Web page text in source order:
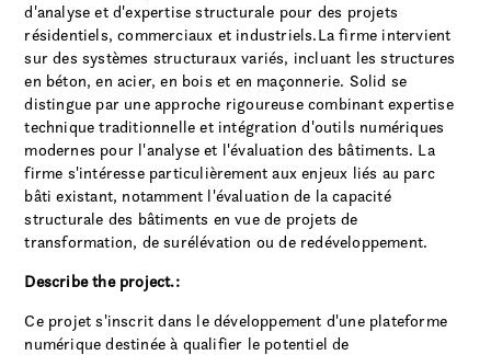
d'analyse et d'expertise structurale pour des projets
résidentiels, commerciaux et industriels.La firme intervient
sur des systèmes structuraux variés, incluant les structures
en béton, en acier, en bois et en maçonnerie. Solid se
distingue par une approche rigoureuse combinant expertise
technique traditionnelle et intégration d'outils numériques
modernes pour l'analyse et l'évaluation des bâtiments. La
firme s'intéresse particulièrement aux enjeux liés au parc
bâti existant, notamment l'évaluation de la capacité
structurale des bâtiments en vue de projets de
transformation, de surélévation ou de redéveloppement.
Describe the project.:
Ce projet s'inscrit dans le développement d'une plateforme
numérique destinée à qualifier le potentiel de